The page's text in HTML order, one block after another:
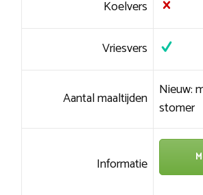
Koelvers
Vriesvers
Aantal maaltijden Nieuw:
stomer
Informatie